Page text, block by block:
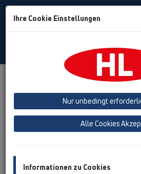
HL SEMINARE
Ihre Cookie Einstellungen
Nur unbedingt
Alle Cookies
Informationen zu Cookies